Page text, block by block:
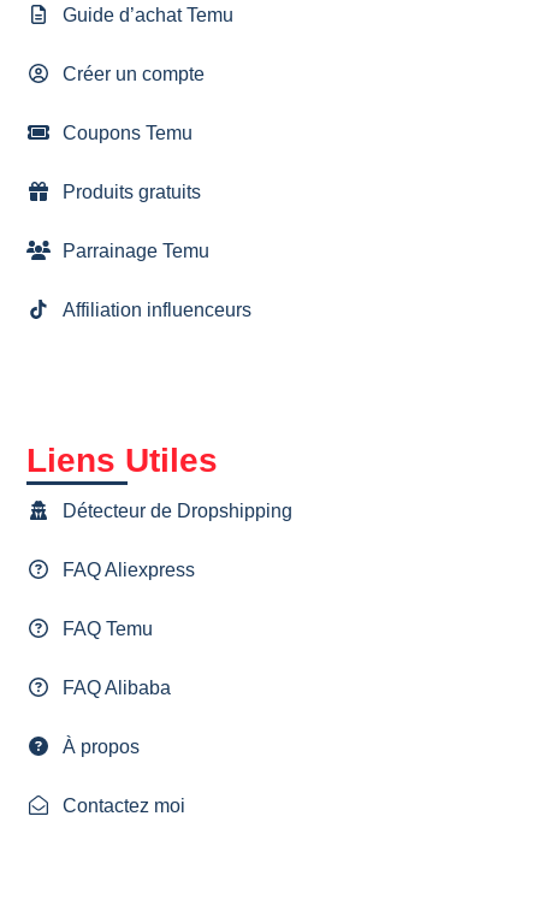
Guide d’achat Temu
Créer un compte
Coupons Temu
Produits gratuits
Parrainage Temu
Affiliation influenceurs
Liens Utiles
Détecteur de Dropshipping
FAQ Aliexpress
FAQ Temu
FAQ Alibaba
À propos
Contactez moi